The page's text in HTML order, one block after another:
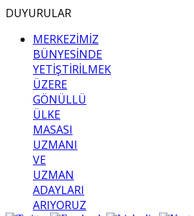
DUYURULAR
MERKEZİMİZ
BÜNYESİNDE
YETİŞTİRİLMEK
ÜZERE
GÖNÜLLÜ
ÜLKE
MASASI
UZMANI
VE
UZMAN
ADAYLARI
ARIYORUZ